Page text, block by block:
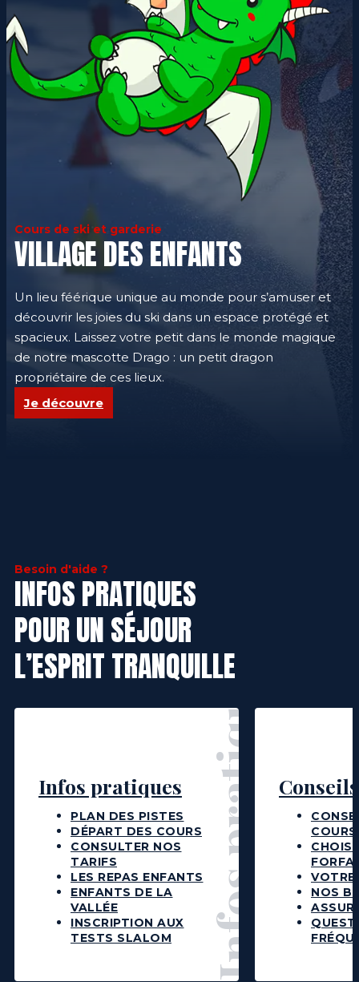
Cours de ski et garderie
VILLAGE DES ENFANTS
Un lieu féérique unique au monde pour s’amuser et
découvrir les joies du ski dans un espace protégé et
spacieux. Laissez votre petit dans le monde magique
de notre mascotte Drago : un petit dragon
propriétaire de ces lieux.
Je découvre
Besoin d'aide ?
INFOS PRATIQUES
POUR UN SÉJOUR
L’ESPRIT TRANQUILLEInfos pratiques
Infos pratiques
PLAN DES PISTES
DÉPART DES COURS
CONSULTER NOS
TARIFS
LES REPAS ENFANTS
ENFANTS DE LA
VALLÉE
INSCRIPTION AUX
TESTS SLALOM
Conseils
COURS
VOTRE
NOS